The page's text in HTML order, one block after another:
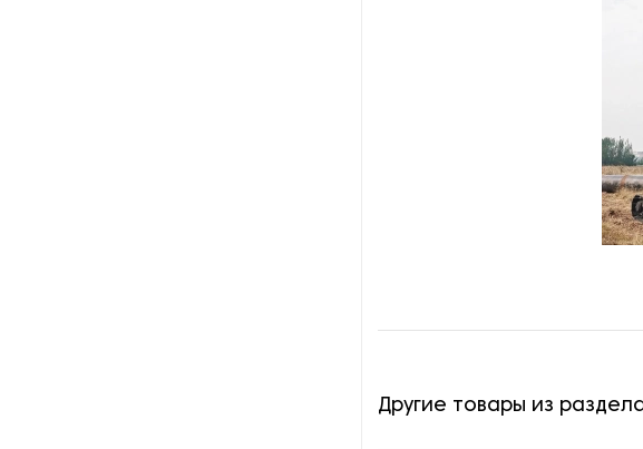
Другие товары из